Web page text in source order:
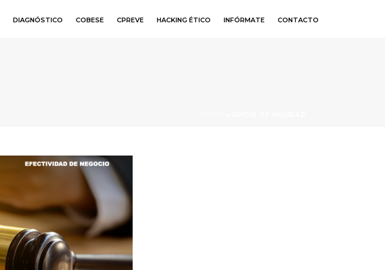
DIAGNÓSTICO COBESE CPREVE HACKING ÉTICO INFÓRMATE CONTACTO